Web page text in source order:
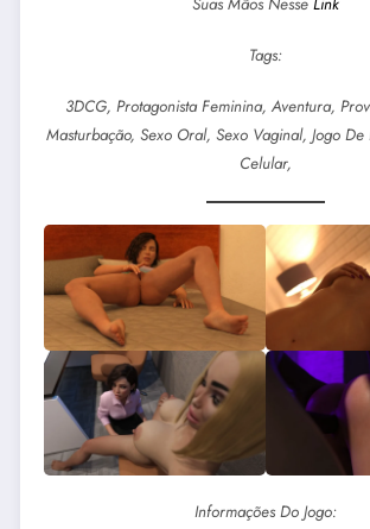
Tags:
3DCG, Protagonista Feminina, Aventura,
Masturbação, Sexo Oral, Sexo Vaginal, Jogo De
Celular,
Informações Do Jogo: